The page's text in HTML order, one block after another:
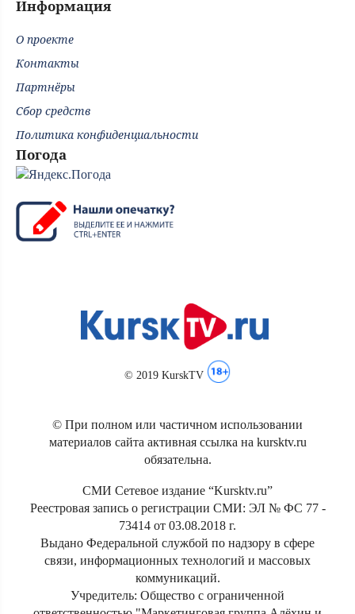
Информация
О проекте
Контакты
Партнёры
Сбор средств
Политика конфиденциальности
Погода
© 2019 KurskTV
© При полном или частичном использовании
материалов сайта активная ссылка на kursktv.ru
обязательна.
СМИ Сетевое издание “Kursktv.ru”
Реестровая запись о регистрации СМИ: ЭЛ № ФС 77 -
73414 от 03.08.2018 г.
Выдано Федеральной службой по надзору в сфере
связи, информационных технологий и массовых
коммуникаций.
Учредитель: Общество с ограниченной